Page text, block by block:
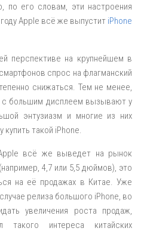
по его словам, эти настроения
Apple всё же выпустит iPhone
перспективе на крупнейшем в
спрос на флагманский
снижаться. Тем не менее,
большим дисплеем вызывают у
энтузиазм и многие из них
такой iPhone.
всё же выведет на рынок
4,7 или 5,5 дюймов), это
на её продажах в Китае. Уже
релиза большого iPhone, во
увеличения роста продаж,
интереса китайских